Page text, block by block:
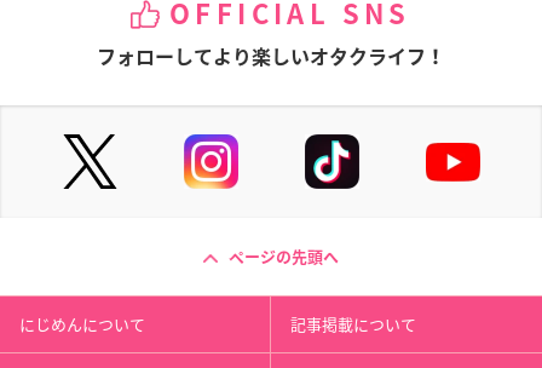
OFFICIAL SNS
フォローしてより楽しいオタクライフ！
ページの先頭へ
にじめんについて 記事掲載について